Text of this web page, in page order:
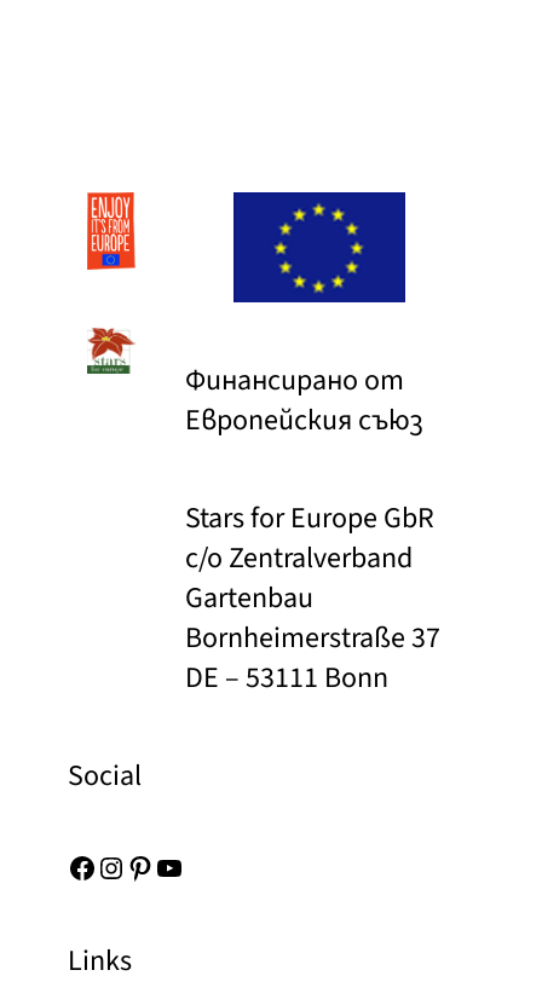
Финансирано от
Европейския съюз
Stars for Europe GbR
c/o Zentralverband
Gartenbau
Bornheimerstraße 37
DE – 53111 Bonn
Social
Facebook Instagram Pinterest YouTube
Links